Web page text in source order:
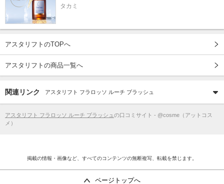
タカミ
アスタリフトのTOPへ
アスタリフトの商品一覧へ
関連リンク アスタリフト フラロッソ ルーチ ブラッシュ
アスタリフト フラロッソ ルーチ ブラッシュ の口コミサイト - @cosme（アットコス
メ）
掲載の情報・画像など、すべてのコンテンツの無断複写、転載を禁じます。
ページトップへ